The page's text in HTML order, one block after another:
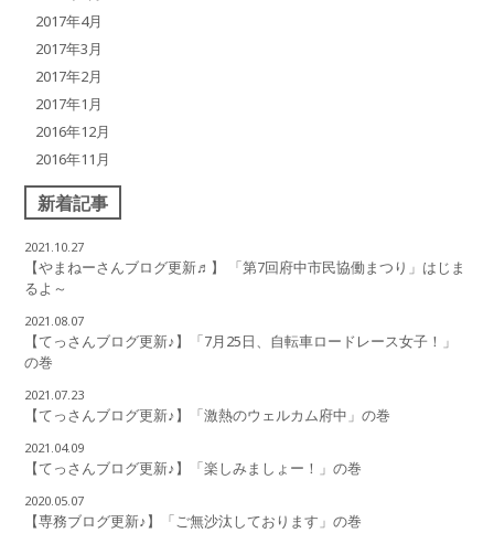
2017年4月
2017年3月
2017年2月
2017年1月
2016年12月
2016年11月
新着記事
2021.10.27
【やまねーさんブログ更新♬】 「第7回府中市民協働まつり」はじま
るよ～
2021.08.07
【てっさんブログ更新♪】「7月25日、自転車ロードレース女子！」
の巻
2021.07.23
【てっさんブログ更新♪】「激熱のウェルカム府中」の巻
2021.04.09
【てっさんブログ更新♪】「楽しみましょー！」の巻
2020.05.07
【専務ブログ更新♪】「ご無沙汰しております」の巻